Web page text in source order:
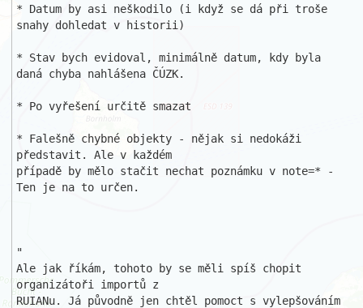
* Datum by asi neškodilo (i když se dá při troše
snahy dohledat v historii)
* Stav bych evidoval, minimálně datum, kdy byla
daná chyba nahlášena ČÚZK.
* Po vyřešení určitě smazat
* Falešně chybné objekty - nějak si nedokáži
představit. Ale v každém
případě by mělo stačit nechat poznámku v note=* -
Ten je na to určen.
"
Ale jak říkám, tohoto by se měli spíš chopit
organizátoři importů z
RUIANu. Já původně jen chtěl pomoct s vylepšováním